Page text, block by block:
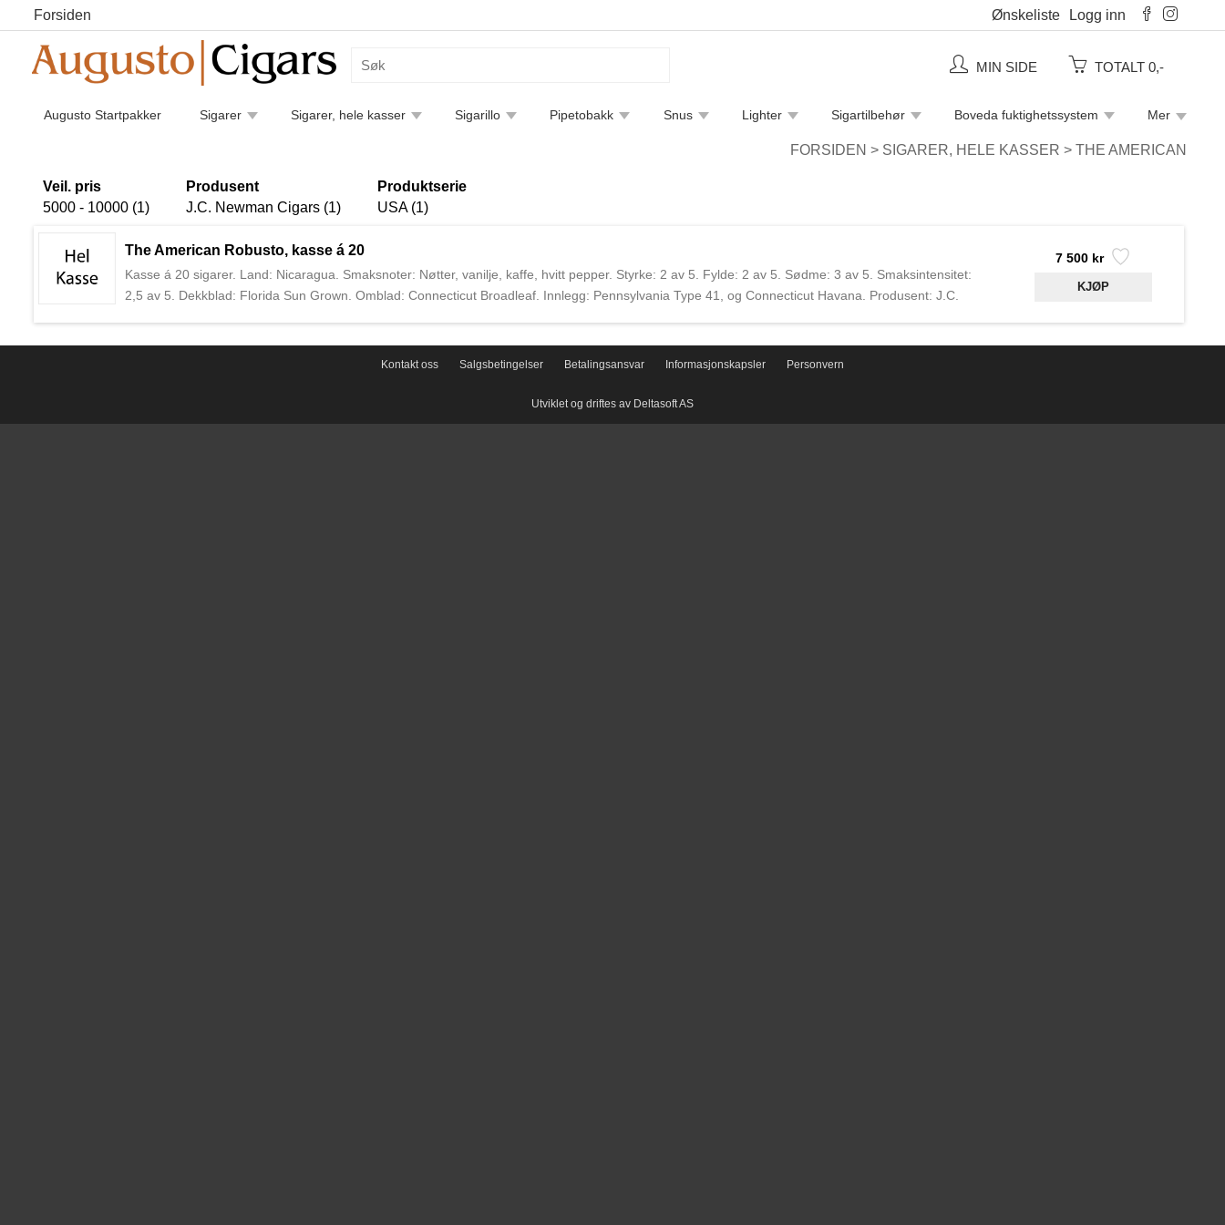
Forsiden Ønskeliste Logg inn
MIN SIDE TOTALT 0,-
Augusto Startpakker Sigarer Sigarer, hele kasser Sigarillo Pipetobakk Snus Lighter Sigartilbehør Boveda fuktighetssystem
Sigarguide Piperensere Rulletobakk Sigaretter
Mer
FORSIDEN > SIGARER, HELE KASSER > THE AMERICAN
Veil. pris
5000 - 10000 (1)
Produsent
J.C. Newman Cigars (1)
Produktserie
USA (1)
Kasse á 20 sigarer. Land: Nicaragua. Smaksnoter: Nøtter, vanilje, kaffe, hvitt pepper. Styrke: 2 av 5. Fylde: 2 av 5. Sødme: 3 av 5. Smaksintensitet:
2,5 av 5. Dekkblad: Florida Sun Grown. Omblad: Connecticut Broadleaf. Innlegg: Pennsylvania Type 41, og Connecticut Havana. Produsent: J.C.
dag produsert i Nicaragua og Dominikanske Republikk, men de har fortsatt opprettholdt noe produksjon i deres fabrikk i Tampa, USA.
The American Robusto, kasse á 20 7 500 kr
Kontakt oss Salgsbetingelser Betalingsansvar Informasjonskapsler Personvern
Utviklet og driftes av Deltasoft AS